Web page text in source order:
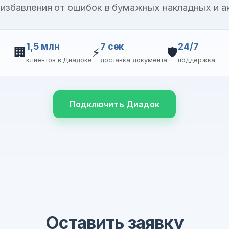
от ошибок в бумажных накладных и
🏢 1,5 млн
клиентов в Диадоке
⚡7 сек
доставка документа
🛡️24/7
поддержка
Подключить Диадок
Оставить заявку